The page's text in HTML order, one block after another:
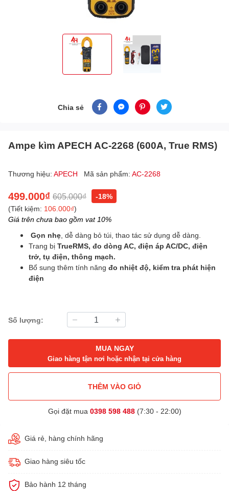
Chia sẻ
Ampe kìm APECH AC-2268 (600A, True RMS)
Thương hiệu: APECH Mã sản phẩm: AC-2268
499.000₫ 605.000₫
-18%
(Tiết kiệm: 106.000₫)
Giá trên chưa bao gồm vat 10%
Gọn nhẹ, dễ dàng bỏ túi, thao tác sử dụng dễ dàng.
Trang bị TrueRMS, đo dòng AC, điện áp AC/DC, điện
trở, tụ điện, thông mạch.
Bổ sung thêm tính năng đo nhiệt độ, kiểm tra phát hiện
điện
Số lượng:
MUA NGAY
Giao hàng tận nơi hoặc nhận tại cửa hàng
THÊM VÀO GIỎ
Gọi đặt mua 0398 598 488(7:30 - 22:00)
Giá rẻ, hàng chính hãng
Giao hàng siêu tốc
Bảo hành 12 tháng